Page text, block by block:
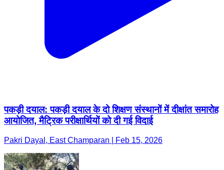
पकड़ी दयाल: पकड़ी दयाल के दो शिक्षण संस्थानों में दीक्षांत समारोह
आयोजित, मैट्रिक परीक्षार्थियों को दी गई विदाई
Pakri Dayal, East Champaran | Feb 15, 2026